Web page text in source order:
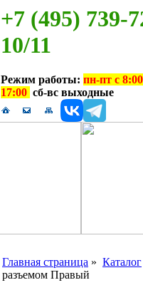
+7 (495) 739-
10/11
Режим работы: пн-пт с
17:00 сб-вс выходные
Главная страница » Каталог
разъемом Правый